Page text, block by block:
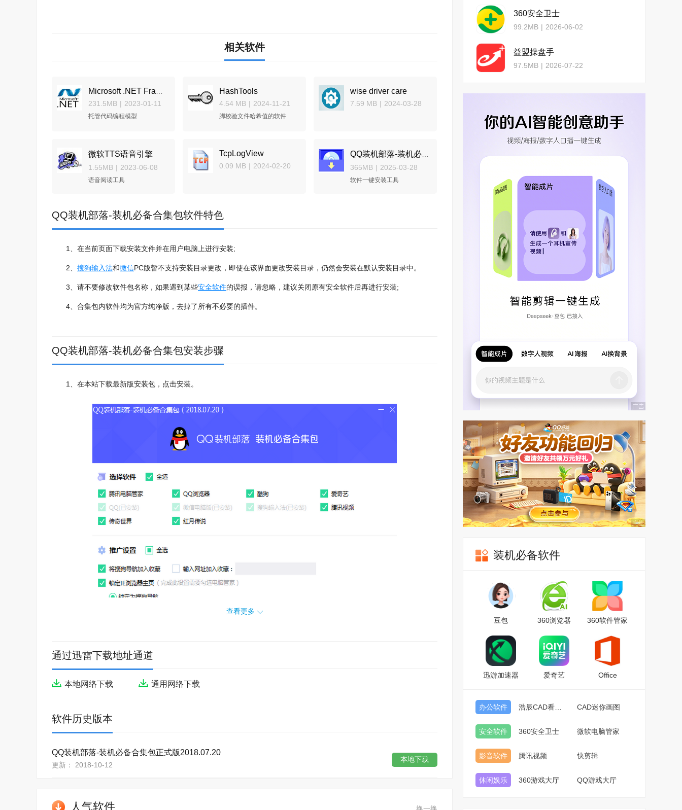
相关软件
231.5MB | 2023-01-11
托管代码编程模型
HashTools
4.54 MB | 2024-11-21
脚校验文件哈希值的软件
wise driver care
7.59 MB | 2024-03-28
微软TTS语音引擎
1.55MB | 2023-06-08
语音阅读工具
TcpLogView
0.09 MB | 2024-02-20
365MB | 2025-03-28
软件一键安装工具
QQ装机部落-装机必备合集包软件特色
1、在当前页面下载安装文件并在用户电脑上进行安装;
2、 搜狗输入法和微信PC版暂不支持安装目录更改，即使在该界面更改安装目录，仍然会安装在默认安装目录中。
3、请不要修改软件包名称，如果遇到某些安全软件的误报，请忽略，建议关闭原有安全软件后再进行安装;
4、合集包内软件均为官方纯净版，去掉了所有不必要的插件。
QQ装机部落-装机必备合集包安装步骤
1、在本站下载最新版安装包，点击安装。
查看更多
通过迅雷下载地址通道
本地网络下载 通用网络下载
软件历史版本
QQ装机部落-装机必备合集包正式版2018.07.20
更新： 2018-10-12
本地下载
人气软件
360安全卫士
99.2MB | 2026-06-02
益盟操盘手
97.5MB | 2026-07-22
装机必备软件
豆包 360浏览器 360软件管家
迅游加速器 爱奇艺 Office
办公软件 CAD迷你画图
安全软件 360安全卫士 微软电脑管家
影音软件 腾讯视频 快剪辑
休闲娱乐 360游戏大厅 QQ游戏大厅